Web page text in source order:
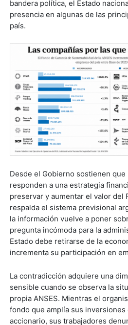
bandera política, el Estado
presencia en algunas de las
país.
Desde el Gobierno sostienen que
responden a una estrategia
preservar y aumentar el valor del
respalda el sistema previsional
la información vuelve a poner
pregunta incómoda para la
Estado debe retirarse de la
incrementa su participación en
La contradicción adquiere una
sensible cuando se observa la
propia ANSES. Mientras el
fondo que amplía sus inversiones
accionario, sus trabajadores